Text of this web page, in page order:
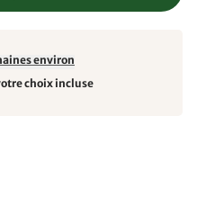
environ
choix incluse